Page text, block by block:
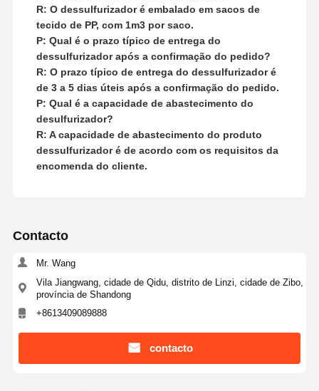
R: O dessulfurizador é embalado em sacos de
tecido de PP, com 1m3 por saco.
P: Qual é o prazo típico de entrega do
dessulfurizador após a confirmação do pedido?
R: O prazo típico de entrega do dessulfurizador é
de 3 a 5 dias úteis após a confirmação do pedido.
P: Qual é a capacidade de abastecimento do
desulfurizador?
R: A capacidade de abastecimento do produto
dessulfurizador é de acordo com os requisitos da
encomenda do cliente.
Contacto
Mr. Wang
Vila Jiangwang, cidade de Qidu, distrito de Linzi, cidade de Zibo,
província de Shandong
+8613409089888
contacto